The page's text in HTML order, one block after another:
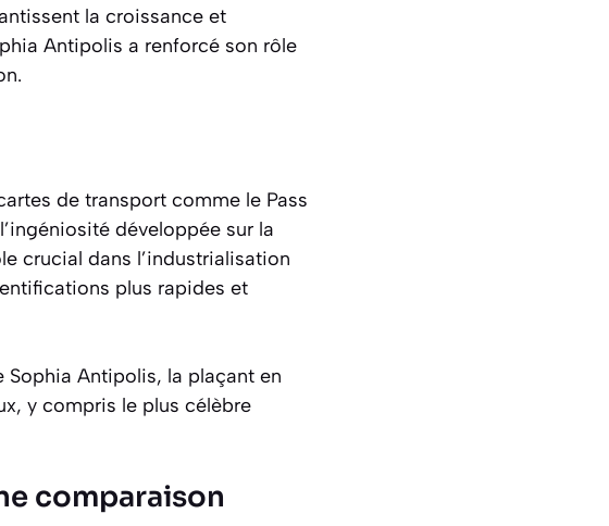
la croissance et
Antipolis a renforcé son rôle
de transport comme le Pass
développée sur la
crucial dans l’industrialisation
plus rapides et
Antipolis, la plaçant en
y compris le plus célèbre
comparaison